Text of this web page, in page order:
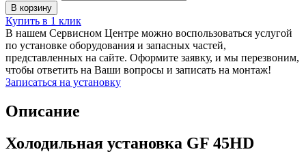
В корзину
Купить в 1 клик
В нашем Сервисном Центре можно воспользоваться услугой
по установке оборудования и запасных частей,
представленных на сайте. Оформите заявку, и мы перезвоним,
чтобы ответить на Ваши вопросы и записать на монтаж!
Записаться на установку
Описание
Холодильная установка GF 45HD